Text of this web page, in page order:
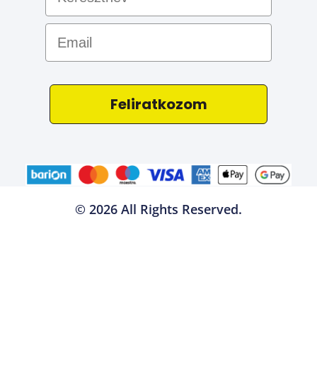
Email
Feliratkozom
© 2026 All Rights Reserved.